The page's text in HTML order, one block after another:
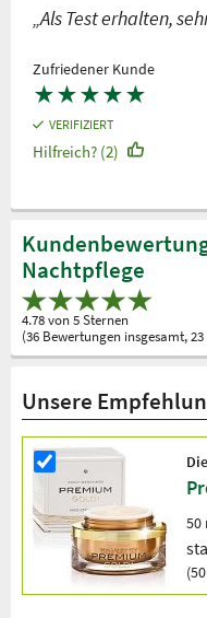
„Als Test erhalten,
Zufriedener Kunde
★★★★★
VERIFIZIERT
Hilfreich? (2)
Nachtpflege
4.78 von 5 Sternen
(36 Bewertungen insgesamt,
Unsere
50